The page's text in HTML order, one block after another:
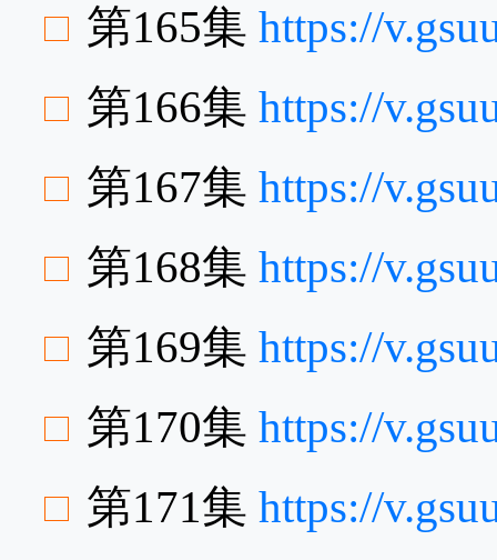
第165集 https://
第166集 https://
第167集 https://
第168集 https://
第169集 https://
第170集 https://
第171集 https://